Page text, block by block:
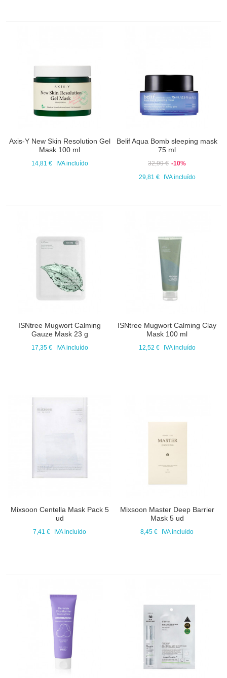
Axis-Y New Skin Resolution Gel
Mask 100 ml
14,81 € IVA incluído
Belif Aqua Bomb sleeping mask
75 ml
32,99 € -10%
29,81 €
IVA incluído
ISNtree Mugwort Calming
Gauze Mask 23 g
17,35 € IVA incluído
ISNtree Mugwort Calming Clay
Mask 100 ml
12,52 € IVA incluído
Mixsoon Centella Mask Pack 5
ud
7,41 € IVA incluído
Mixsoon Master Deep Barrier
Mask 5 ud
8,45 € IVA incluído